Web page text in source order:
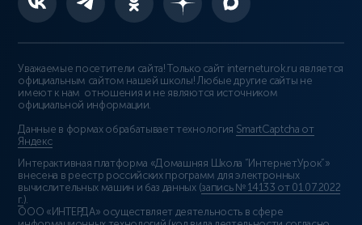
Уважаемые посетители сайта! Только сайт interneturok.ru является
официальным сайтом нашей школы! Любые другие сайты не
имеют к нам отношения и не являются источником
официальной информации.
Данные в формах обрабатывает технология SmartCaptcha от
Яндекс
Интерактивная платформа «Домашняя Школа “ИнтернетУрок”»
внесена в реестр российских программ для электронных
вычислительных машин и баз данных (запись № 14133 от 01.07.2022
г.).
ООО «ИНТЕРДА» осуществляет деятельность в сфере